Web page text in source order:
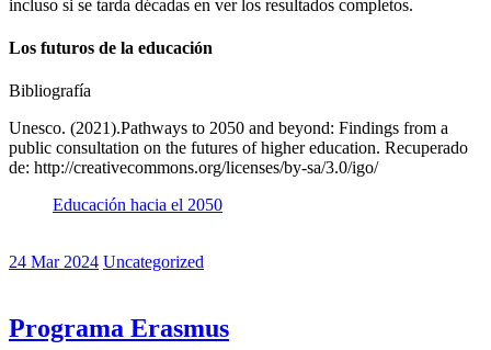
incluso si se tarda décadas en ver los resultados completos.
Los futuros de la educación
Bibliografía
Unesco. (2021).Pathways to 2050 and beyond: Findings from a
public consultation on the futures of higher education. Recuperado
de: http://creativecommons.org/licenses/by-sa/3.0/igo/
Educación hacia el 2050
24 Mar 2024 Uncategorized
Programa Erasmus